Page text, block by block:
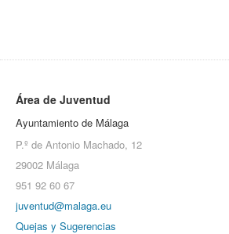
Área de Juventud
Ayuntamiento de Málaga
P.º de Antonio Machado, 12
29002 Málaga
951 92 60 67
juventud@malaga.eu
Quejas y Sugerencias